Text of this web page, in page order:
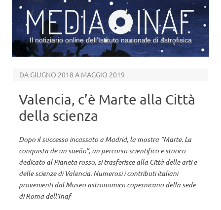
Il notiziario online dell’Istituto nazionale di astrofisica
DA GIUGNO 2018 A MAGGIO 2019
Valencia, c’è Marte alla Città
della scienza
Dopo il successo incassato a Madrid, la mostra “Marte. La
conquista de un sueño”, un percorso scientifico e storico
dedicato al Pianeta rosso, si trasferisce alla Città delle arti e
delle scienze di Valencia. Numerosi i contributi italiani
provenienti dal Museo astronomico copernicano della sede
di Roma dell’Inaf